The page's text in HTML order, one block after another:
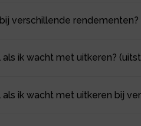
verschillende
ik wacht met uitkeren?
ik wacht met uitkeren bij